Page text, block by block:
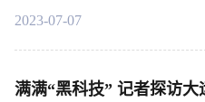
2023-07-07
满满“黑科技” 记者探访